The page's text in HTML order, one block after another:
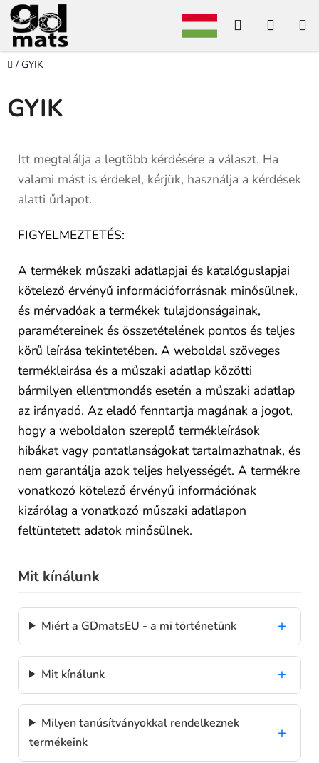
Ugrás
tartalomhoz
Keresés
Kezdőlap
/ GYIK
GYIK
Itt megtalálja a legtöbb kérdésére a választ. Ha
valami mást is érdekel, kérjük, használja a kérdések
alatti űrlapot.
FIGYELMEZTETÉS:
A termékek műszaki adatlapjai és katalóguslapjai
kötelező érvényű információforrásnak minősülnek,
és mérvadóak a termékek tulajdonságainak,
paramétereinek és összetételének pontos és teljes
körű leírása tekintetében. A weboldal szöveges
termékleirása és a műszaki adatlap közötti
bármilyen ellentmondás esetén a műszaki adatlap
az irányadó. Az eladó fenntartja magának a jogot,
hogy a weboldalon szereplő termékleírások
hibákat vagy pontatlanságokat tartalmazhatnak, és
nem garantálja azok teljes helyességét. A termékre
vonatkozó kötelező érvényű információnak
kizárólag a vonatkozó műszaki adatlapon
feltüntetett adatok minősülnek.
Mit kínálunk
Miért a GDmatsEU - a mi történetünk
Mit kínálunk
Milyen tanúsítványokkal rendelkeznek
termékeink